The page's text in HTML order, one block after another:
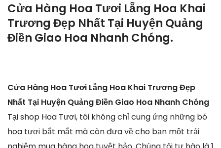
Cửa Hàng Hoa Tươi Lẵng Hoa Khai
Trương Đẹp Nhất Tại Huyện Quảng
Điền Giao Hoa Nhanh Chóng.
Cửa Hàng Hoa Tươi Lẵng Hoa Khai Trương Đẹp
Nhất Tại Huyện Quảng Điền Giao Hoa Nhanh Chóng
Tại shop Hoa Tươi, tôi không chỉ cung ứng những bó
hoa tươi bắt mắt mà còn đưa về cho bạn một trải